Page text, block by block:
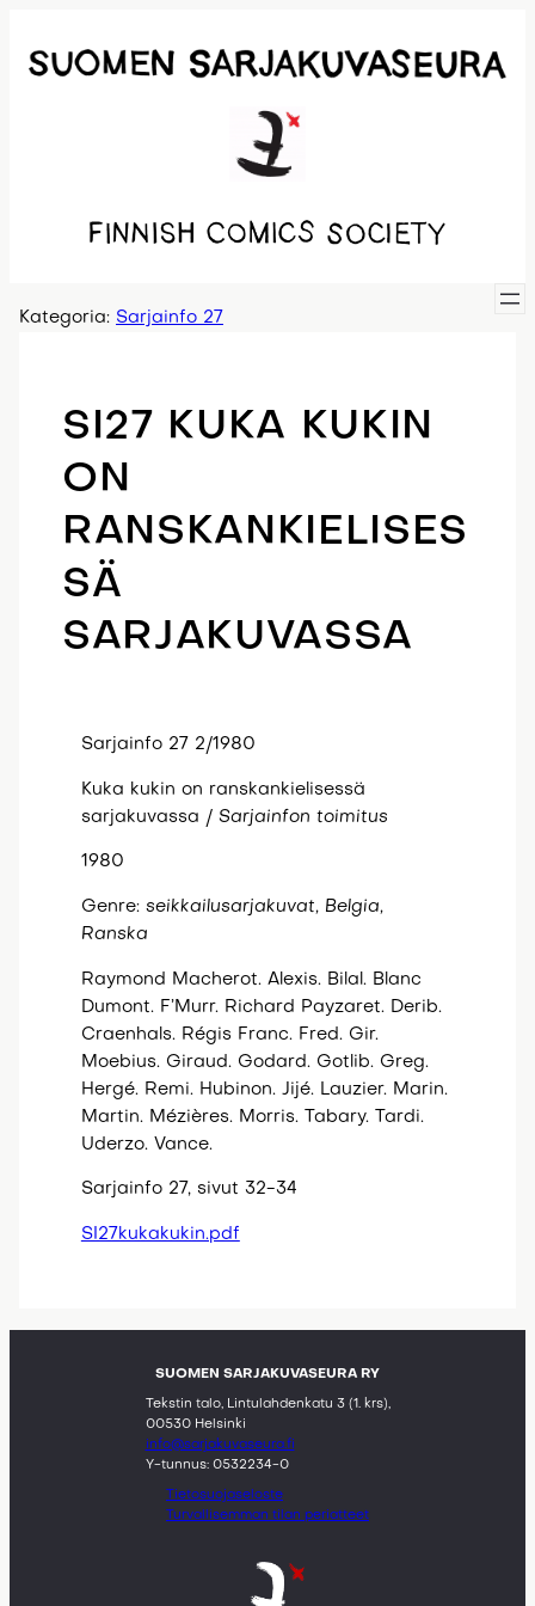
sisältöön
Kategoria: Sarjainfo 27
SI27 KUKA KUKIN
ON
RANSKANKIELISES
SÄ
SARJAKUVASSA
Sarjainfo 27 2/1980
Kuka kukin on ranskankielisessä
sarjakuvassa /Sarjainfon toimitus
1980
Genre:seikkailusarjakuvat, Belgia,
Ranska
Raymond Macherot. Alexis. Bilal. Blanc
Dumont. F’Murr. Richard Payzaret. Derib.
Craenhals. Régis Franc. Fred. Gir.
Moebius. Giraud. Godard. Gotlib. Greg.
Hergé. Remi. Hubinon. Jijé. Lauzier. Marin.
Martin. Mézières. Morris. Tabary. Tardi.
Uderzo. Vance.
Sarjainfo 27, sivut 32-34
SI27kukakukin.pdf
SUOMEN SARJAKUVASEURA RY
Tekstin talo, Lintulahdenkatu 3 (1. krs),
00530 Helsinki
info@sarjakuvaseura.fi
Y-tunnus: 0532234-0
Tietosuojaseloste
Turvallisemman tilan periatteet